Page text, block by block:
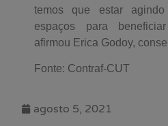
temos que estar
espaços para
afirmou Erica Godoy,
Fonte: Contraf-CUT
agosto 5, 2021